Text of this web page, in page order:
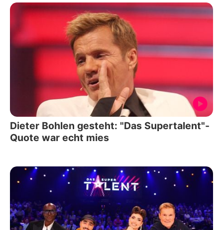
Dieter Bohlen gesteht: "Das Supertalent"-
Quote war echt mies